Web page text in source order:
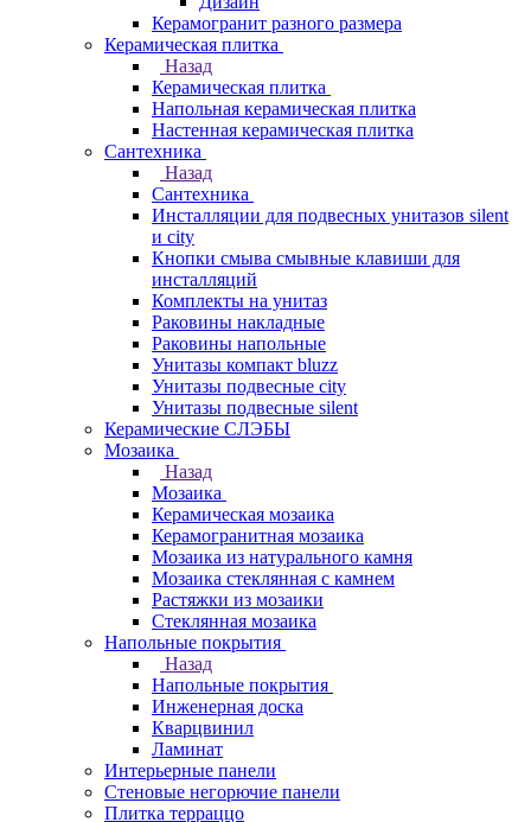
Керамогранит разного размера
Керамическая плитка
Назад
Керамическая плитка
Напольная керамическая плитка
Настенная керамическая плитка
Сантехника
Назад
Сантехника
Инсталляции для подвесных унитазов silent
и city
Кнопки смыва смывные клавиши для
инсталляций
Комплекты на унитаз
Раковины накладные
Раковины напольные
Унитазы компакт bluzz
Унитазы подвесные city
Унитазы подвесные silent
Керамические СЛЭБЫ
Мозаика
Назад
Мозаика
Керамическая мозаика
Керамогранитная мозаика
Мозаика из натурального камня
Мозаика стеклянная с камнем
Растяжки из мозаики
Стеклянная мозаика
Напольные покрытия
Назад
Напольные покрытия
Инженерная доска
Кварцвинил
Ламинат
Интерьерные панели
Стеновые негорючие панели
Плитка терраццо